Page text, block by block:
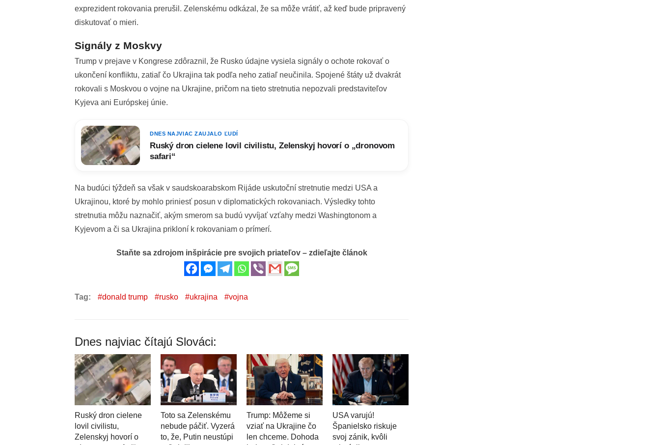
exprezident rokovania prerušil. Zelenskému odkázal, že sa môže vrátiť, až keď bude pripravený
diskutovať o mieri.
Signály z Moskvy
Trump v prejave v Kongrese zdôraznil, že Rusko údajne vysiela signály o ochote rokovať o
ukončení konfliktu, zatiaľ čo Ukrajina tak podľa neho zatiaľ neučinila. Spojené štáty už dvakrát
rokovali s Moskvou o vojne na Ukrajine, pričom na tieto stretnutia nepozvali predstaviteľov
Kyjeva ani Európskej únie.
DNES NAJVIAC ZAUJALO ĽUDÍ
Ruský dron cielene lovil civilistu, Zelenskyj hovorí o „dronovom
safari“
Na budúci týždeň sa však v saudskoarabskom Rijáde uskutoční stretnutie medzi USA a
Ukrajinou, ktoré by mohlo priniesť posun v diplomatických rokovaniach. Výsledky tohto
stretnutia môžu naznačiť, akým smerom sa budú vyvíjať vzťahy medzi Washingtonom a
Kyjevom a či sa Ukrajina prikloní k rokovaniam o prímerí.
Staňte sa zdrojom inšpirácie pre svojich priateľov – zdieľajte článok
Tag: donald trump rusko ukrajina vojna
Dnes najviac čítajú Slováci:
Ruský dron cielene
lovil civilistu,
Zelenskyj hovorí o
Toto sa Zelenskému
nebude páčiť. Vyzerá
to, že, Putin neustúpi
Trump: Môžeme si
vziať na Ukrajine čo
len chceme. Dohoda
USA varujú!
Španielsko riskuje
svoj zánik, kvôli